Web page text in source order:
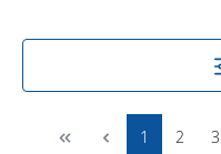
1 2 3